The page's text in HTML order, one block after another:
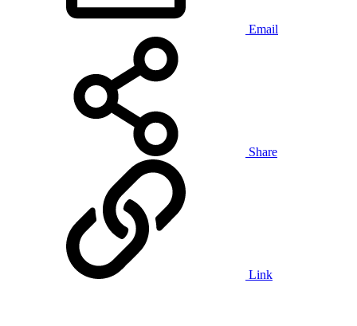
Email
Share
Link